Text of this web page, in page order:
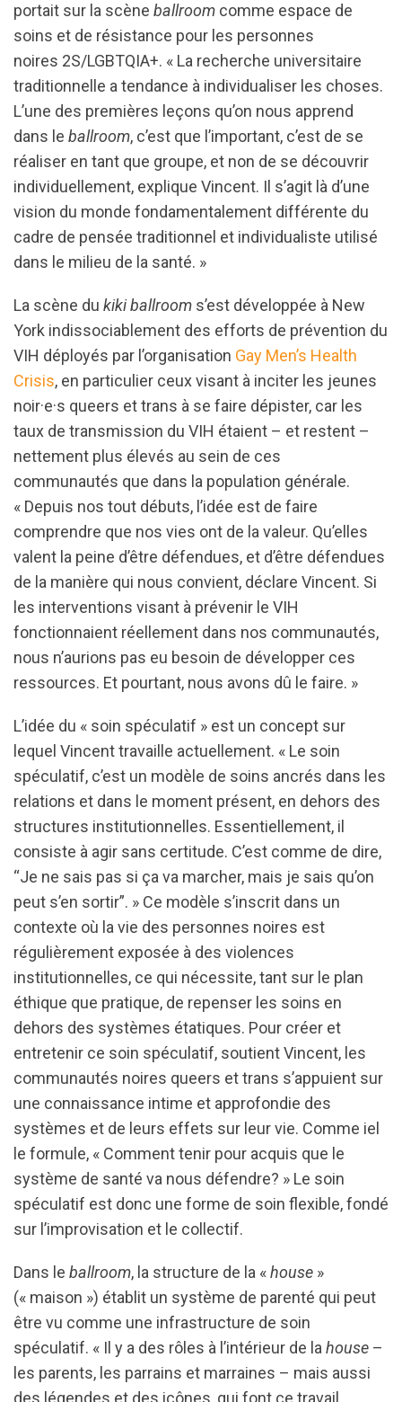
portait sur la scène ballroom comme espace de
soins et de résistance pour les personnes
noires 2S/LGBTQIA+. « La recherche universitaire
traditionnelle a tendance à individualiser les choses.
L’une des premières leçons qu’on nous apprend
dans le ballroom, c’est que l’important, c’est de se
réaliser en tant que groupe, et non de se découvrir
individuellement, explique Vincent. Il s’agit là d’une
vision du monde fondamentalement différente du
cadre de pensée traditionnel et individualiste utilisé
dans le milieu de la santé. »
La scène du kiki ballroom s’est développée à New
York indissociablement des efforts de prévention du
VIH déployés par l’organisation Gay Men’s Health
Crisis, en particulier ceux visant à inciter les jeunes
noir·e·s queers et trans à se faire dépister, car les
taux de transmission du VIH étaient – et restent –
nettement plus élevés au sein de ces
communautés que dans la population générale.
« Depuis nos tout débuts, l’idée est de faire
comprendre que nos vies ont de la valeur. Qu’elles
valent la peine d’être défendues, et d’être défendues
de la manière qui nous convient, déclare Vincent. Si
les interventions visant à prévenir le VIH
fonctionnaient réellement dans nos communautés,
nous n’aurions pas eu besoin de développer ces
ressources. Et pourtant, nous avons dû le faire. »
L’idée du « soin spéculatif » est un concept sur
lequel Vincent travaille actuellement. « Le soin
spéculatif, c’est un modèle de soins ancrés dans les
relations et dans le moment présent, en dehors des
structures institutionnelles. Essentiellement, il
consiste à agir sans certitude. C’est comme de dire,
“Je ne sais pas si ça va marcher, mais je sais qu’on
peut s’en sortir”. » Ce modèle s’inscrit dans un
contexte où la vie des personnes noires est
régulièrement exposée à des violences
institutionnelles, ce qui nécessite, tant sur le plan
éthique que pratique, de repenser les soins en
dehors des systèmes étatiques. Pour créer et
entretenir ce soin spéculatif, soutient Vincent, les
communautés noires queers et trans s’appuient sur
une connaissance intime et approfondie des
systèmes et de leurs effets sur leur vie. Comme iel
le formule, « Comment tenir pour acquis que le
système de santé va nous défendre? » Le soin
spéculatif est donc une forme de soin flexible, fondé
sur l’improvisation et le collectif.
Dans le ballroom, la structure de la «house »
(« maison ») établit un système de parenté qui peut
être vu comme une infrastructure de soin
spéculatif. « Il y a des rôles à l’intérieur de la house –
les parents, les parrains et marraines – mais aussi
des légendes et des icônes, qui font ce travail